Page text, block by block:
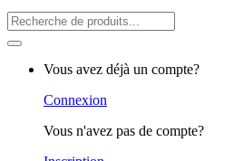
Search
for:
Vous avez déjà un compte?
Connexion
Vous n'avez pas de compte?